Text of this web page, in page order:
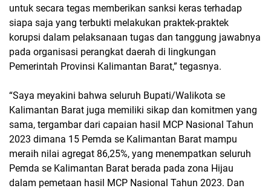
untuk secara tegas memberikan sanksi keras terhadap
siapa saja yang terbukti melakukan praktek-praktek
korupsi dalam pelaksanaan tugas dan tanggung jawabnya
pada organisasi perangkat daerah di lingkungan
Pemerintah Provinsi Kalimantan Barat,” tegasnya.
“Saya meyakini bahwa seluruh Bupati/Walikota se
Kalimantan Barat juga memiliki sikap dan komitmen yang
sama, tergambar dari capaian hasil MCP Nasional Tahun
2023 dimana 15 Pemda se Kalimantan Barat mampu
meraih nilai agregat 86,25%, yang menempatkan seluruh
Pemda se Kalimantan Barat berada pada zona Hijau
dalam pemetaan hasil MCP Nasional Tahun 2023. Dan